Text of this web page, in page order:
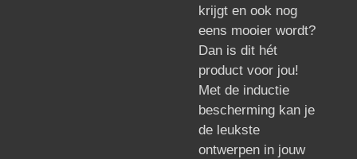
krijgt en ook nog
eens mooier wordt?
Dan is dit hét
product voor jou!
Met de inductie
bescherming kan je
de leukste
ontwerpen in jouw